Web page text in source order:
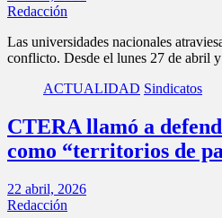
Redacción
Las universidades nacionales
conflicto. Desde el lunes 27 de abril
ACTUALIDAD Sindicatos
CTERA llamó a
como “territorios de
22 abril, 2026
Redacción